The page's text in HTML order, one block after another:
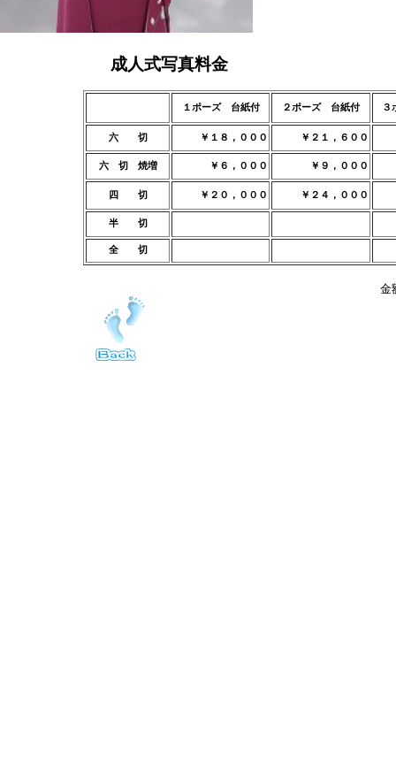
成人式写真料金
金
１ポーズ 台紙付 ２ポーズ 台紙付 ３
六 切 ￥１８，０００ ￥２１，６００
六 切 焼増 ￥６，０００ ￥９，０００
四 切 ￥２０，０００ ￥２４，０００
半 切
全 切